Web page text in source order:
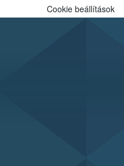
Cookie beállítások